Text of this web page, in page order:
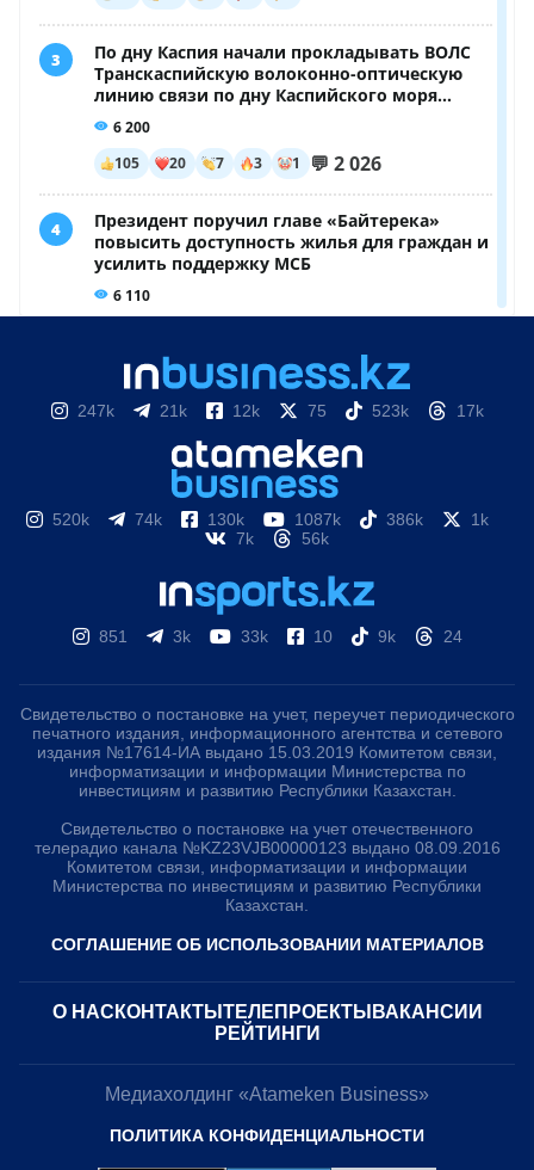
247k 21k 12k 75 523k 17k
520k 74k 130k 1087k 386k
1k
7k
56k
851 3k 33k 10 9k 24
Свидетельство о постановке на учет, переучет периодического
печатного издания, информационного агентства и сетевого
издания №17614-ИА выдано 15.03.2019 Комитетом связи,
информатизации и информации Министерства по
инвестициям и развитию Республики Казахстан.
Свидетельство о постановке на учет отечественного
телерадио канала №KZ23VJB00000123 выдано 08.09.2016
Комитетом связи, информатизации и информации
Министерства по инвестициям и развитию Республики
Казахстан.
СОГЛАШЕНИЕ ОБ ИСПОЛЬЗОВАНИИ МАТЕРИАЛОВ
О НАС КОНТАКТЫ ТЕЛЕПРОЕКТЫ ВАКАНСИИ
РЕЙТИНГИ
Медиахолдинг «Atameken Business»
ПОЛИТИКА КОНФИДЕНЦИАЛЬНОСТИ